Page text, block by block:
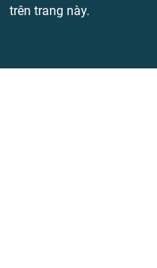
trên trang này.